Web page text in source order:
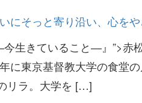
にそっと寄り沿い、心を
生きていること―』”>赤
に東京基督教大学の食堂
リラ。大学を […]